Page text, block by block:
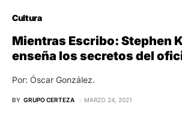
Cultura
Mientras Escribo: Stephen
enseña los secretos del
Por: Óscar González.
BY GRUPO CERTEZA MARZO 24, 2021